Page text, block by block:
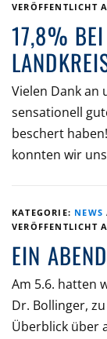
VERÖFFENTLICHT
17,8% BEI
Vielen Dank an
sensationell
beschert
konnten wir
KATEGORIE: NEWS
VERÖFFENTLICHT
EIN
Am 5.6. hatten
Dr. Bollinger,
Überblick über